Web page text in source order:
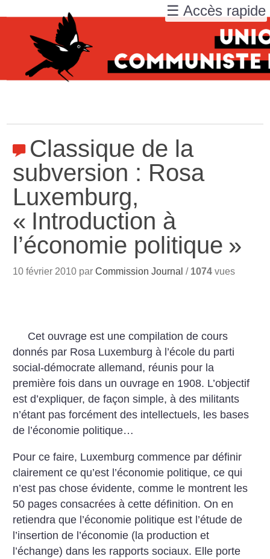
Classique de la
subversion : Rosa
Luxemburg,
« Introduction à
l’économie politique »
10 février 2010 parCommission Journal / 1074 vues
Cet ouvrage est une compilation de cours
donnés par Rosa Luxemburg à l’école du parti
social-démocrate allemand, réunis pour la
première fois dans un ouvrage en 1908. L’objectif
est d’expliquer, de façon simple, à des militants
n’étant pas forcément des intellectuels, les bases
de l’économie politique…
Pour ce faire, Luxemburg commence par définir
clairement ce qu’est l’économie politique, ce qui
n’est pas chose évidente, comme le montrent les
50 pages consacrées à cette définition. On en
retiendra que l’économie politique est l’étude de
l’insertion de l’économie (la production et
l’échange) dans les rapports sociaux. Elle porte
☰ Accès rapide